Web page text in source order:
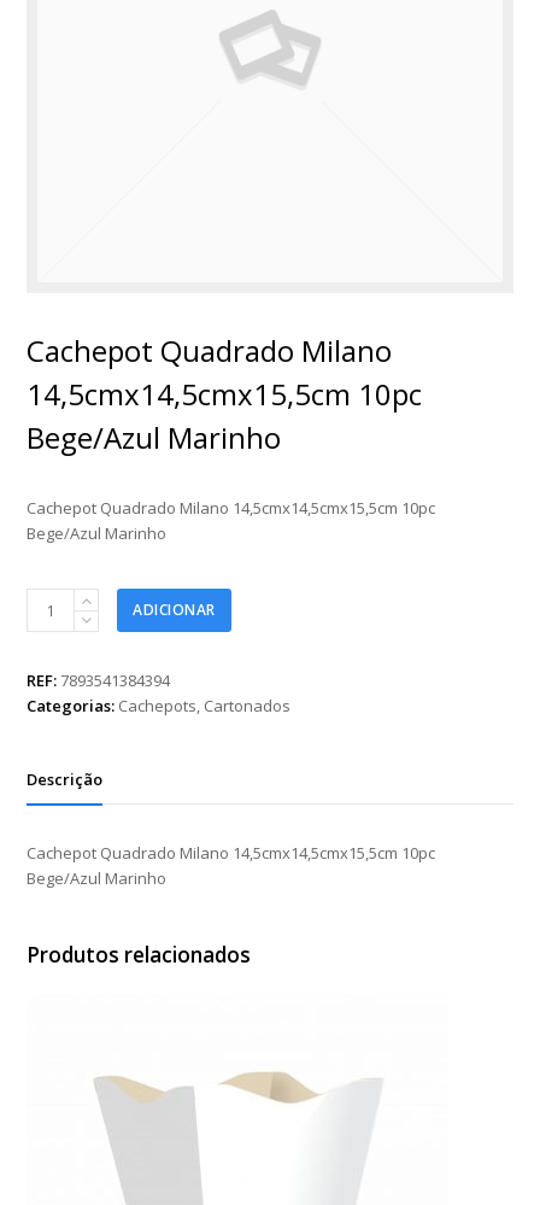
Cachepot Quadrado Milano
14,5cmx14,5cmx15,5cm 10pc
Bege/Azul Marinho
Cachepot Quadrado Milano 14,5cmx14,5cmx15,5cm 10pc
Bege/Azul Marinho
Cachepot
Quadrado
14,5cmx14,5cmx15,5cm
10pc
quantidade
ADICIONAR
REF:7893541384394
Categorias: Cachepots, Cartonados
Descrição
Cachepot Quadrado Milano 14,5cmx14,5cmx15,5cm 10pc
Bege/Azul Marinho
Produtos relacionados